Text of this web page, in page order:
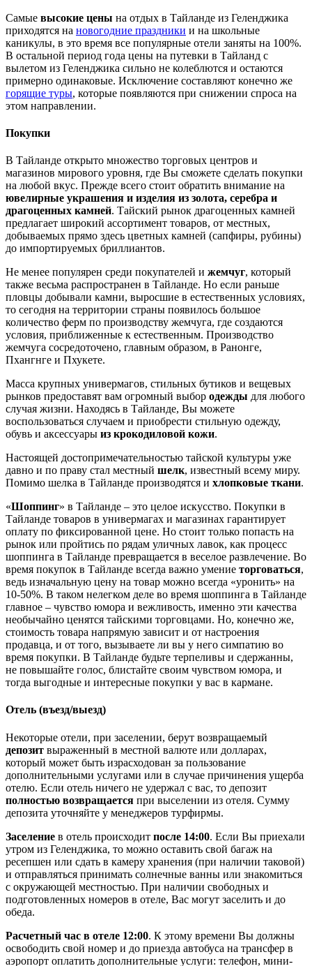
Самые высокие цены на отдых в Тайланде из Геленджика
приходятся на новогодние праздники и на школьные
каникулы, в это время все популярные отели заняты на 100%.
В остальной период года цены на путевки в Тайланд с
вылетом из Геленджика сильно не колеблются и остаются
примерно одинаковые. Исключение составляют конечно же
горящие туры, которые появляются при снижении спроса на
этом направлении.
Покупки
В Тайланде открыто множество торговых центров и
магазинов мирового уровня, где Вы сможете сделать покупки
на любой вкус. Прежде всего стоит обратить внимание на
ювелирные украшения и изделия из золота, серебра и
драгоценных камней. Тайский рынок драгоценных камней
предлагает широкий ассортимент товаров, от местных,
добываемых прямо здесь цветных камней (сапфиры, рубины)
до импортируемых бриллиантов.
Не менее популярен среди покупателей и жемчуг, который
также весьма распространен в Тайланде. Но если раньше
пловцы добывали камни, выросшие в естественных условиях,
то сегодня на территории страны появилось большое
количество ферм по производству жемчуга, где создаются
условия, приближенные к естественным. Производство
жемчуга сосредоточено, главным образом, в Ранонге,
Пхангнге и Пхукете.
Масса крупных универмагов, стильных бутиков и вещевых
рынков предоставят вам огромный выбор одежды для любого
случая жизни. Находясь в Тайланде, Вы можете
воспользоваться случаем и приобрести стильную одежду,
обувь и аксессуары из крокодиловой кожи.
Настоящей достопримечательностью тайской культуры уже
давно и по праву стал местный шелк, известный всему миру.
Помимо шелка в Тайланде производятся и хлопковые ткани.
«Шоппинг» в Тайланде – это целое искусство. Покупки в
Тайланде товаров в универмагах и магазинах гарантирует
оплату по фиксированной цене. Но стоит только попасть на
рынок или пройтись по рядам уличных лавок, как процесс
шоппинга в Тайланде превращается в веселое развлечение. Во
время покупок в Тайланде всегда важно умение торговаться,
ведь изначальную цену на товар можно всегда «уронить» на
10-50%. В таком нелегком деле во время шоппинга в Тайланде
главное – чувство юмора и вежливость, именно эти качества
необычайно ценятся тайскими торговцами. Но, конечно же,
стоимость товара напрямую зависит и от настроения
продавца, и от того, вызываете ли вы у него симпатию во
время покупки. В Тайланде будьте терпеливы и сдержанны,
не повышайте голос, блистайте своим чувством юмора, и
тогда выгодные и интересные покупки у вас в кармане.
Отель (въезд/выезд)
Некоторые отели, при заселении, берут возвращаемый
депозит выраженный в местной валюте или долларах,
который может быть израсходован за пользование
дополнительными услугами или в случае причинения ущерба
отелю. Если отель ничего не удержал с вас, то депозит
полностью возвращается при выселении из отеля. Сумму
депозита уточняйте у менеджеров турфирмы.
Заселение в отель происходит после 14:00. Если Вы приехали
утром из Геленджика, то можно оставить свой багаж на
ресепшен или сдать в камеру хранения (при наличии таковой)
и отправляться принимать солнечные ванны или знакомиться
с окружающей местностью. При наличии свободных и
подготовленных номеров в отеле, Вас могут заселить и до
обеда.
Расчетный час в отеле 12:00. К этому времени Вы должны
освободить свой номер и до приезда автобуса на трансфер в
аэропорт оплатить дополнительные услуги: телефон, мини-